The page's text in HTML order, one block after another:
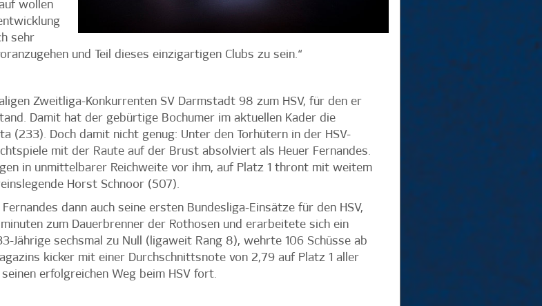
wollen
sehr
und Teil dieses einzigartigen Clubs zu sein.“
Zweitliga-Konkurrenten SV Darmstadt 98 zum HSV, für den er
Damit hat der gebürtige Bochumer im aktuellen Kader die
(233). Doch damit nicht genug: Unter den Torhütern in der HSV-
mit der Raute auf der Brust absolviert als Heuer Fernandes.
in unmittelbarer Reichweite vor ihm, auf Platz 1 thront mit weitem
Horst Schnoor (507).
dann auch seine ersten Bundesliga-Einsätze für den HSV,
zum Dauerbrenner der Rothosen und erarbeitete sich ein
Jährige sechsmal zu Null (ligaweit Rang 8), wehrte 106 Schüsse ab
kicker mit einer Durchschnittsnote von 2,79 auf Platz 1 aller
erfolgreichen Weg beim HSV fort.